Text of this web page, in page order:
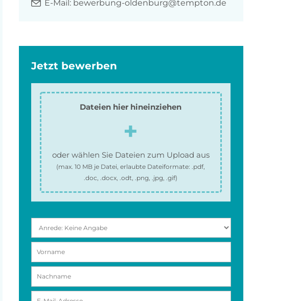
E-Mail: bewerbung-oldenburg@tempton.de
Jetzt bewerben
Dateien hier hineinziehen
oder wählen Sie Dateien zum Upload aus
(max.10 MB je Datei, erlaubte Dateiformate:.pdf,
.doc, .docx, .odt, .png, .jpg, .gif)